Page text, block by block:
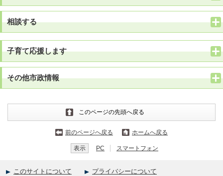
相談する
子育て応援します
その他市政情報
このページの先頭へ戻る
前のページへ戻る ホームへ戻る
表示 PC スマートフォン
このサイトについて
プライバシーについて